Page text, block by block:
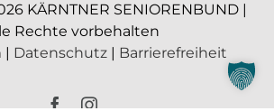
KÄRNTNER SENIORENBUND |
Rechte vorbehalten
| Datenschutz | Barrierefreiheit
FacebookInstagram